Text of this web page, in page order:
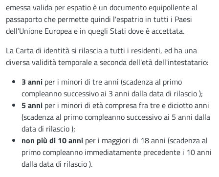
emessa valida per espatio è un documento equipollente al
passaporto che permette quindi l'espatrio in tutti i Paesi
dell’Unione Europea e in quegli Stati dove è accettata.
La Carta di identità si rilascia a tutti i residenti, ed ha una
diversa validità temporale a seconda dell'età dell'intestatario:
3 anni per i minori di tre anni (scadenza al primo
compleanno successivo ai 3 anni dalla data di rilascio );
5 anni per i minori di età compresa fra tre e diciotto anni
(scadenza al primo compleanno successivo ai 5 anni dalla
data di rilascio );
non più di 10 anni per i maggiori di 18 anni (scadenza al
primo compleanno immediatamente precedente i 10 anni
dalla data di rilascio ).